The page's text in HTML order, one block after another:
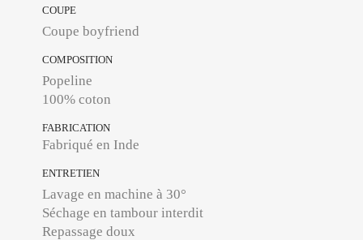
COUPE
Coupe boyfriend
COMPOSITION
Popeline
100% coton
FABRICATION
Fabriqué en Inde
ENTRETIEN
Lavage en machine à 30°
Séchage en tambour interdit
Repassage doux